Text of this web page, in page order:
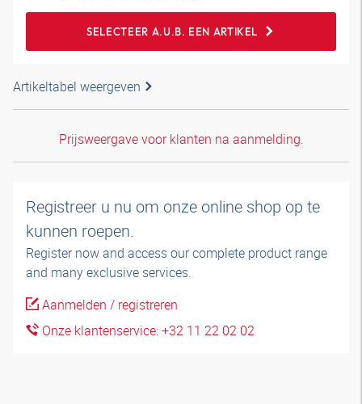
SELECTEER A.U.B. EEN ARTIKEL
Artikeltabel weergeven
Prijsweergave voor klanten na aanmelding.
Registreer u nu om onze online shop op te
kunnen roepen.
Register now and access our complete product range
and many exclusive services.
Aanmelden / registreren
Onze klantenservice: +32 11 22 02 02